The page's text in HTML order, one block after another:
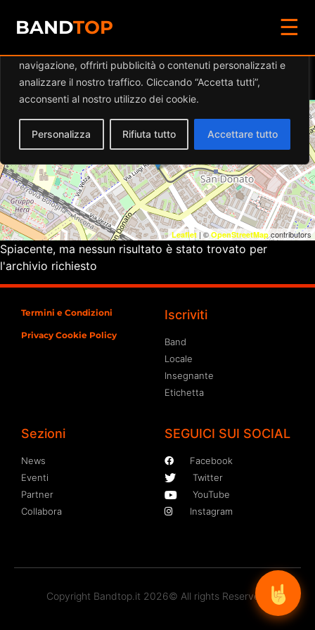
Diamo valore alla tua privacy
navigazione, offrirti pubblicità o contenuti personalizzati e
analizzare il nostro traffico. Cliccando “Accetta tutti”,
acconsenti al nostro utilizzo dei cookie.
Personalizza Rifiuta tutto Accettare tutto
BANDTOP
☰
Eventi aMIRALAGO
+
Leaflet | ©OpenStreetMapcontributors
Spiacente, ma nessun risultato è stato trovato per
l'archivio richiesto
Termini e Condizioni
Privacy Cookie Policy
Iscriviti
Band
Locale
Insegnante
Etichetta
Sezioni
News
Eventi
Partner
Collabora
SEGUICI SUI SOCIAL
Facebook
Twitter
YouTube
Instagram
Copyright Bandtop.it 2026© All rights Reserved.